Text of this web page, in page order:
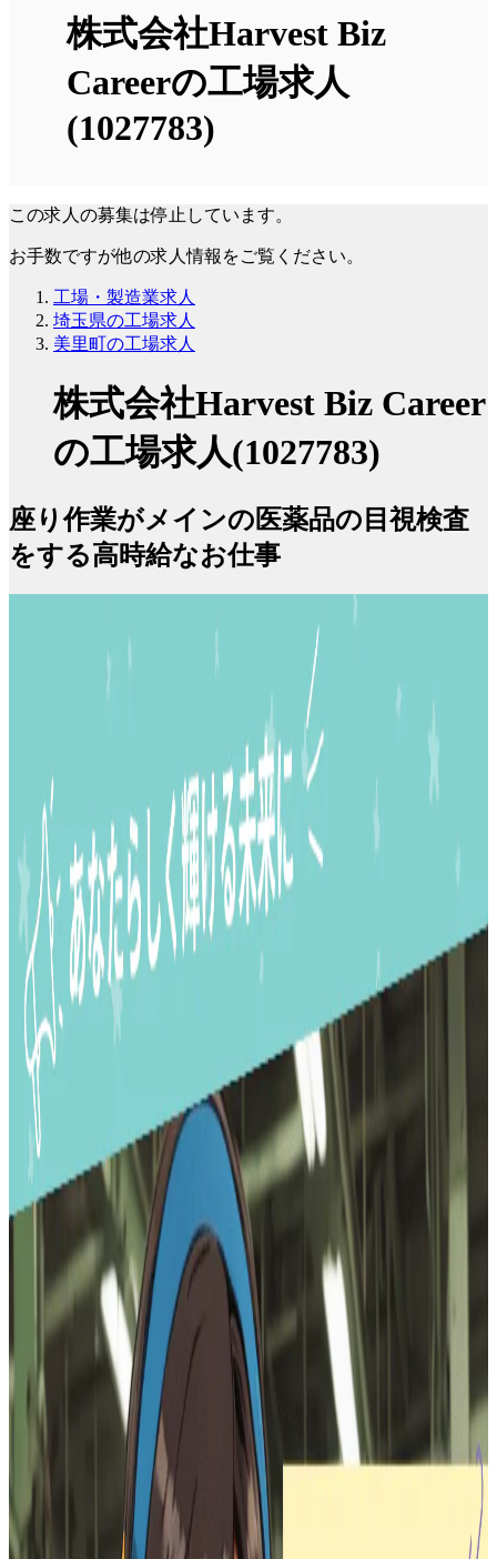
株式会社Harvest Biz
Careerの工場求人
(1027783)
この求人の募集は停止しています。
お手数ですが他の求人情報をご覧ください。
工場・製造業求人
埼玉県の工場求人
美里町の工場求人
株式会社Harvest Biz Career
の工場求人(1027783)
座り作業がメインの医薬品の目視検査
をする高時給なお仕事